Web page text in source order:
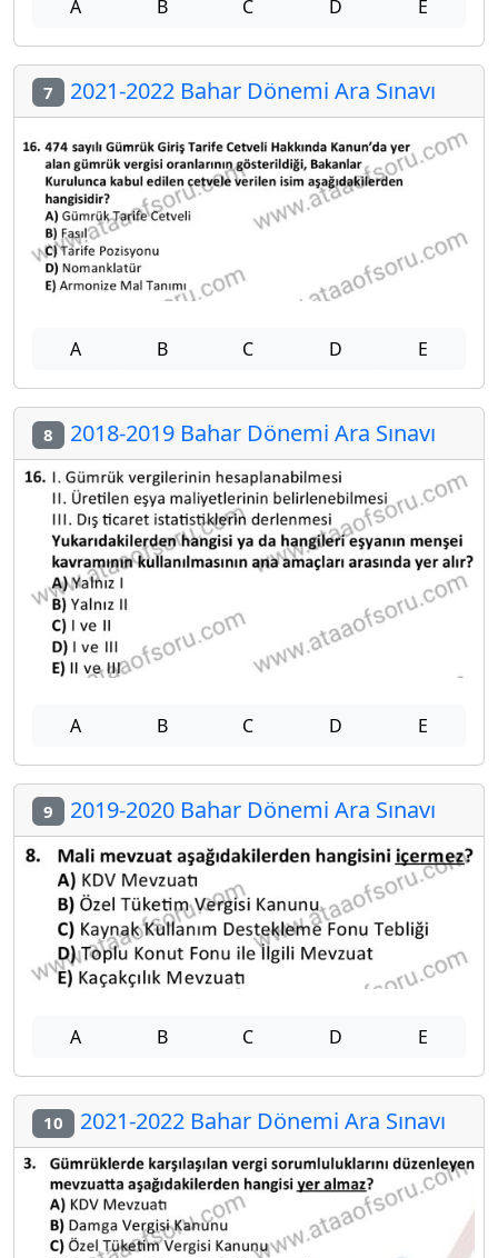
A B C D E
7 2021-2022 Bahar Dönemi Ara Sınavı
A B C D E
8 2018-2019 Bahar Dönemi Ara Sınavı
A B C D E
9 2019-2020 Bahar Dönemi Ara Sınavı
A B C D E
10 2021-2022 Bahar Dönemi Ara Sınavı